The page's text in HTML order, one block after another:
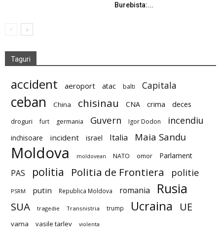
Burebista:...
Taguri
accident aeroport atac balti Capitala
ceban China chisinau CNA crima deces
droguri furt germania Guvern Igor Dodon incendiu
inchisoare incident israel Italia Maia Sandu
Moldova moldovean NATO omor Parlament
PAS politia Politia de Frontiera politie
PSRM putin Republica Moldova romania Rusia
SUA tragedie Transnistria trump Ucraina UE
vama vasile tarlev violenta